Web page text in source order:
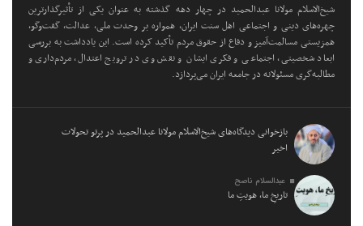
شیخ‌الاسلام مولانا عبدالحمید در چهار دهه گذشته به عنوان یکی از تأثیرگذارترین
چهره‌های دینی و اجتماعی اهل سنت ایران، همواره بر وحدت ملی، عدالت، گفت‌وگو،
همزیستی مسالمت‌آمیز و دفاع از حقوق مردم تأکید کرده است. این یادداشت به بررسی
ابعاد شخصیتی، اجتماعی و فکری ایشان و نقش وی در ترویج اعتدال، مردم‌داری و
مطالبه‌گری مسئولانه در جامعه ایران می‌پردازد.
بازخوانی دیدگاه‌های شیخ‌الاسلام مولانا عبدالحمید در پرتو تحولات
اخیر
عبدالسلام ناصح
تاریخِ ما، هویتِ ما